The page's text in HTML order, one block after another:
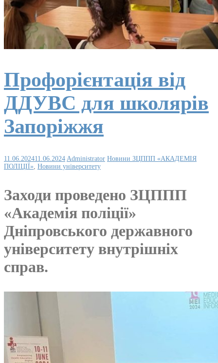
Профорієнтація від
ДДУВС для школярів
Запоріжжя
11.06.202411.06.2024 Administrator Новини ЗЦППП «АКАДЕМІЯ
ПОЛІЦІЇ» Новини університету
Заходи проведено ЗЦППП
«Академія поліції»
Дніпровського державного
університету внутрішніх
справ.